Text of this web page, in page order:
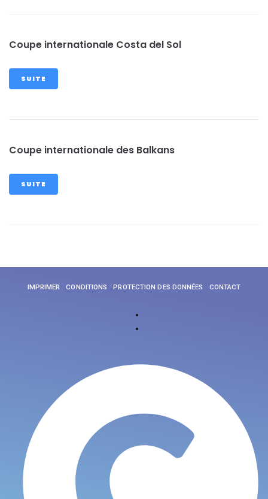
Coupe internationale Costa del Sol
SUITE
Coupe internationale des Balkans
SUITE
IMPRIMER CONDITIONS PROTECTION DES DONNÉES CONTACT